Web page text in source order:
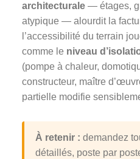
architecturale — étages,
atypique — alourdit la
l’accessibilité du terrain
comme le niveau
(pompe à chaleur,
constructeur, maître
partielle modifie
À retenir : demandez
détaillés, poste par